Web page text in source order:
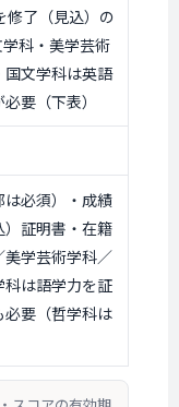
修了（見込）の
科・美学芸術
文学科は英語
要（下表）
必須）・成績
証明書・在籍
学芸術学科／
は語学力を証
要（哲学科は